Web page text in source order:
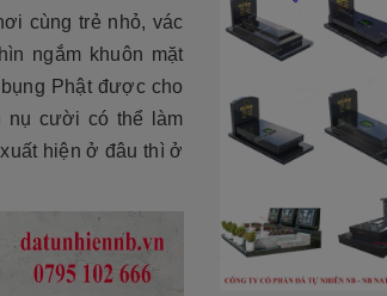
chỉ là việc
thành
bà cha mẹ
hạng mục nhận diện thương hiệu, nó
cùng trẻ nhỏ, vác
ngắm khuôn mặt
Phật được cho
nụ cười có thể làm
hiện ở đâu thì ở